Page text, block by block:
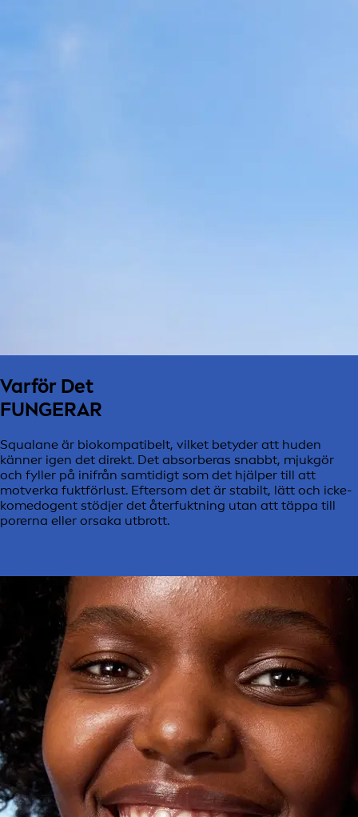
Varför Det
FUNGERAR
Squalane är biokompatibelt, vilket betyder att huden
känner igen det direkt. Det absorberas snabbt, mjukgör
och fyller på inifrån samtidigt som det hjälper till att
motverka fuktförlust. Eftersom det är stabilt, lätt och icke-
komedogent stödjer det återfuktning utan att täppa till
porerna eller orsaka utbrott.